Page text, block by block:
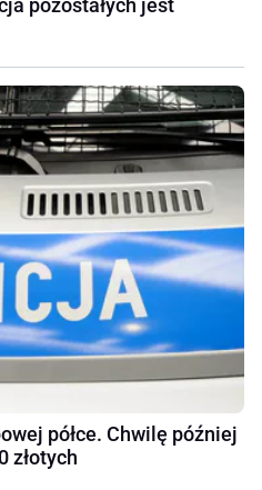
pozostałych jest
półce. Chwilę później
złotych